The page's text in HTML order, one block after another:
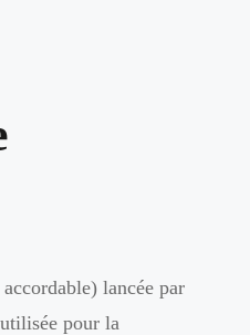
lancée par
pour la